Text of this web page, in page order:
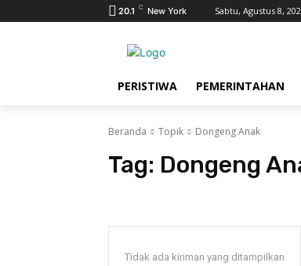
20.1 C New York Sabtu, Agustus 8,
PERISTIWA PEMERINTAHAN
Beranda Topik Dongeng Anak
Tag: Dongeng
Tidak ada kiriman yang ditampilkan